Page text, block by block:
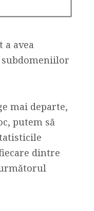
a avea
mai departe,
putem să
dintre